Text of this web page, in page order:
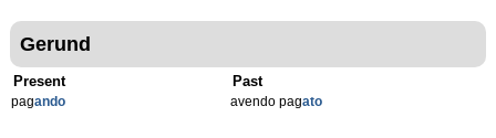
Gerund
Present
pagando
Past
avendo pagato